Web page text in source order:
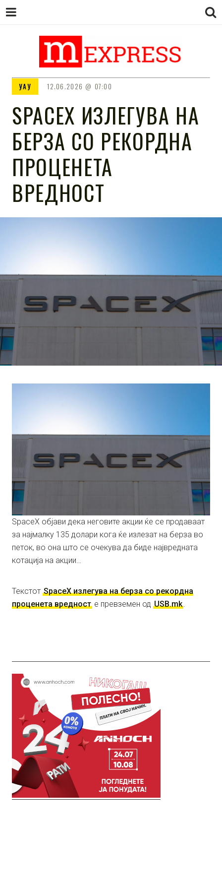
M EXPRESS
УАУ 12.06.2026 07:00
SPACEX ИЗЛЕГУВА НА
БЕРЗА СО РЕКОРДНА
ПРОЦЕНЕТА
ВРЕДНОСТ
SpaceX објави дека неговите акции ќе се продаваат
за најмалку 135 долари кога ќе излезат на берза во
петок, во она што се очекува да биде највредната
котација на акции…
Текстот SpaceX излегува на берза со рекордна
проценета вредност е превземен од USB.mk.